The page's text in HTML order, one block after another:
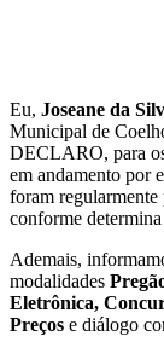
Eu, Joseane da
Municipal de
DECLARO, para
em andamento por
foram
conforme
Ademais,
modalidades
Eletrônica,
Preços e diálogo